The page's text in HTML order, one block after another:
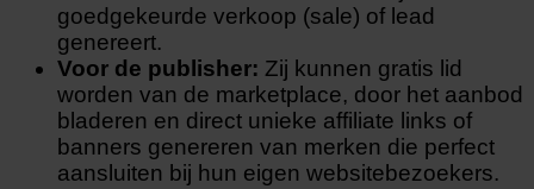
goedgekeurde verkoop (sale) of lead
genereert.
Voor de publisher: Zij kunnen gratis lid
worden van de marketplace, door het aanbod
bladeren en direct unieke affiliate links of
banners genereren van merken die perfect
aansluiten bij hun eigen websitebezoekers.